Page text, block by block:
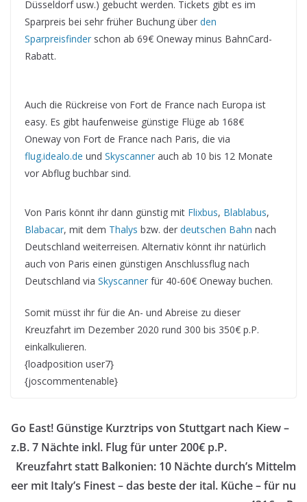
Düsseldorf usw.) gebucht werden. Tickets gibt es im
Sparpreis bei sehr früher Buchung über den
Sparpreisfinder schon ab 69€ Oneway minus BahnCard-
Rabatt.
Auch die Rückreise von Fort de France nach Europa ist
easy. Es gibt haufenweise günstige Flüge ab 168€
Oneway von Fort de France nach Paris, die via
flug.idealo.de und Skyscanner auch ab 10 bis 12 Monate
vor Abflug buchbar sind.
Von Paris könnt ihr dann günstig mit Flixbus, Blablabus,
Blabacar, mit dem Thalys bzw. der deutschen Bahn nach
Deutschland weiterreisen. Alternativ könnt ihr natürlich
auch von Paris einen günstigen Anschlussflug nach
Deutschland via Skyscanner für 40-60€ Oneway buchen.
Somit müsst ihr für die An- und Abreise zu dieser
Kreuzfahrt im Dezember 2020 rund 300 bis 350€ p.P.
einkalkulieren.
{loadposition user7}
{joscommentenable}
Go East! Günstige Kurztrips von Stuttgart nach Kiew –
z.B. 7 Nächte inkl. Flug für unter 200€ p.P.
Kreuzfahrt statt Balkonien: 10 Nächte durch’s Mittelm
eer mit Italy’s Finest – das beste der ital. Küche – für nu